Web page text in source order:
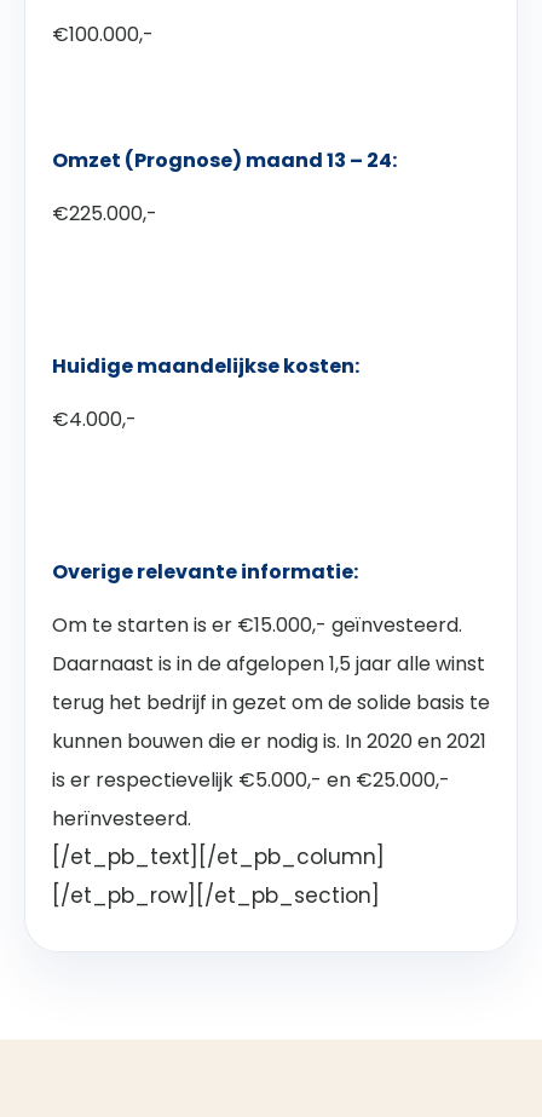
€100.000,-
Omzet (Prognose) maand 13 – 24:
€225.000,-
Huidige maandelijkse kosten:
€4.000,-
Overige relevante informatie:
Om te starten is er €15.000,- geïnvesteerd.
Daarnaast is in de afgelopen 1,5 jaar alle winst
terug het bedrijf in gezet om de solide basis te
kunnen bouwen die er nodig is. In 2020 en 2021
is er respectievelijk €5.000,- en €25.000,-
herïnvesteerd.
[/et_pb_text][/et_pb_column]
[/et_pb_row][/et_pb_section]